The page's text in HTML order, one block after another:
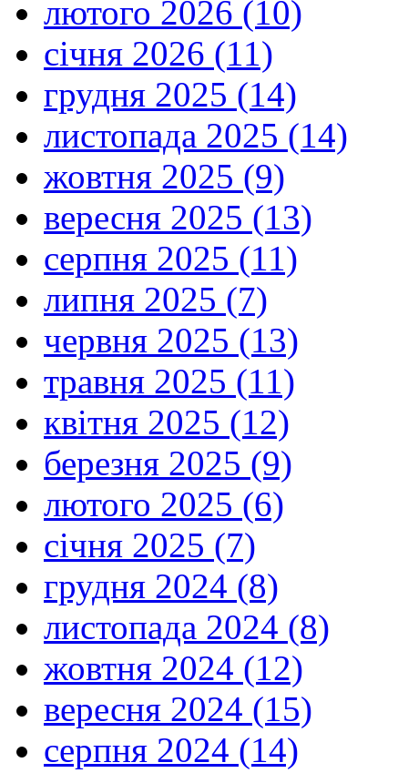
лютого 2026 (10)
січня 2026 (11)
грудня 2025 (14)
листопада 2025 (14)
жовтня 2025 (9)
вересня 2025 (13)
серпня 2025 (11)
липня 2025 (7)
червня 2025 (13)
травня 2025 (11)
квітня 2025 (12)
березня 2025 (9)
лютого 2025 (6)
січня 2025 (7)
грудня 2024 (8)
листопада 2024 (8)
жовтня 2024 (12)
вересня 2024 (15)
серпня 2024 (14)